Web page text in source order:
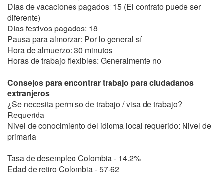
Días de vacaciones pagados: 15 (El contrato puede ser
diferente)
Días festivos pagados: 18
Pausa para almorzar: Por lo general sí
Hora de almuerzo: 30 minutos
Horas de trabajo flexibles: Generalmente no
Consejos para encontrar trabajo para ciudadanos
extranjeros
¿Se necesita permiso de trabajo / visa de trabajo?
Requerida
Nivel de conocimiento del idioma local requerido: Nivel de
primaria
Tasa de desempleo Colombia - 14.2%
Edad de retiro Colombia - 57-62